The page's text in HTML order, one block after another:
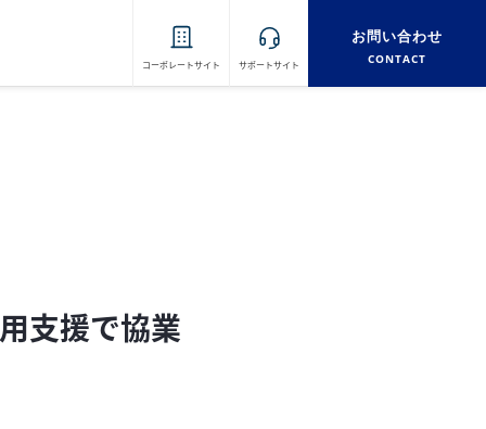
コーポレートサイト サポートサイト
お問い合わせ
CONTACT
支援で協業